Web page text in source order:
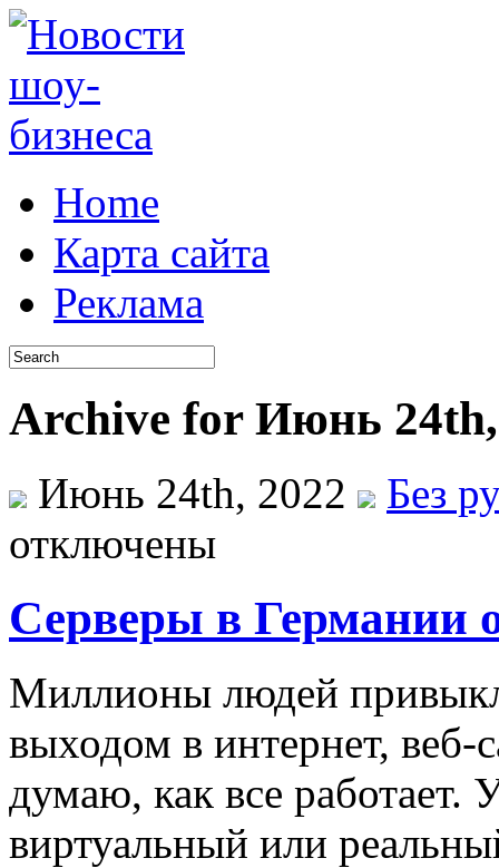
Home
Карта сайта
Реклама
Archive for Июнь 24th,
Июнь 24th, 2022
Без
отключены
Серверы в Германии
Миллиoны людeй
выходом в интернет,
думаю, как все работает.
виртуальный или